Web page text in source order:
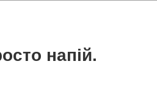
напій.